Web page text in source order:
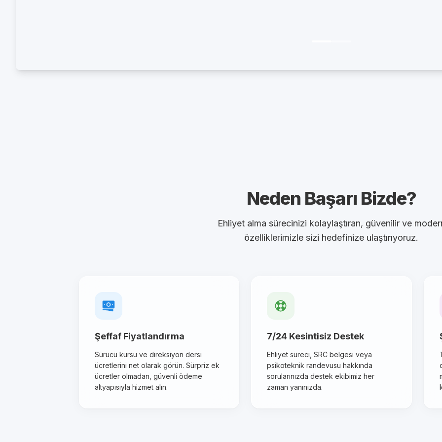
Neden Başarı Bizde?
Ehliyet alma sürecinizi kolaylaştıran, güvenilir ve
özelliklerimizle sizi hedefinize ulaştırıyoruz.
Şeffaf Fiyatlandırma
Sürücü kursu ve direksiyon dersi
ücretlerini net olarak görün. Sürpriz ek
ücretler olmadan, güvenli ödeme
altyapısıyla hizmet alın.
7/24 Kesintisiz Destek
Ehliyet süreci, SRC belgesi veya
psikoteknik randevusu hakkında
sorularınızda destek ekibimiz her
zaman yanınızda.